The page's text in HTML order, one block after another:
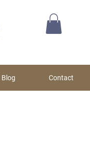
Blog Contact